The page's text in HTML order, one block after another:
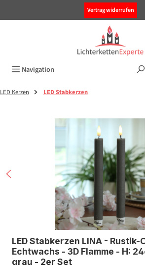
Vertrag widerrufen
Navigation
LED Kerzen LED Stabkerzen
Bildergalerie überspringen
LED Stabkerzen LINA - Rustik-
Echtwachs - 3D Flamme - H:
grau - 2er Set